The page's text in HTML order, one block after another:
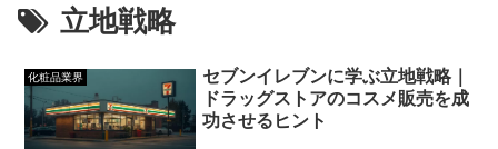
立地戦略
化粧品業界
セブンイレブンに学ぶ立地戦略｜
ドラッグストアのコスメ販売を成
功させるヒント